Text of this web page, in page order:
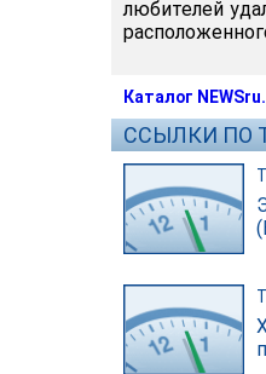
любителей
Каталог
ССЫЛКИ ПО